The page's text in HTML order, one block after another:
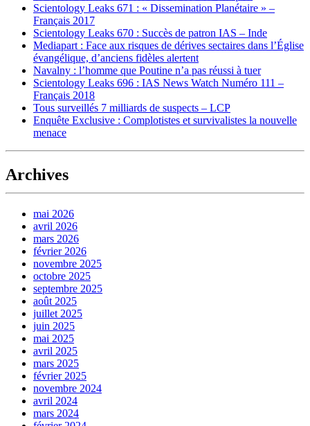
Scientology Leaks 671 : « Dissemination Planétaire » –
Français 2017
Scientology Leaks 670 : Succès de patron IAS – Inde
Mediapart : Face aux risques de dérives sectaires dans l’Église
évangélique, d’anciens fidèles alertent
Navalny : l’homme que Poutine n’a pas réussi à tuer
Scientology Leaks 696 : IAS News Watch Numéro 111 –
Français 2018
Tous surveillés 7 milliards de suspects – LCP
Enquête Exclusive : Complotistes et survivalistes la nouvelle
menace
Archives
mai 2026
avril 2026
mars 2026
février 2026
novembre 2025
octobre 2025
septembre 2025
août 2025
juillet 2025
juin 2025
mai 2025
avril 2025
mars 2025
février 2025
novembre 2024
avril 2024
mars 2024